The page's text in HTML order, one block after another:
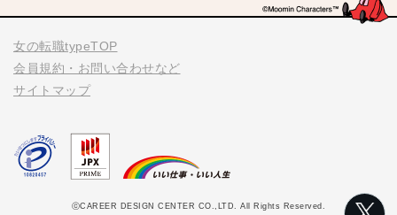
女の転職typeTOP
会員規約・お問い合わせなど
サイトマップ
ⓒCAREER DESIGN CENTER CO.,LTD. All Rights Reserved.